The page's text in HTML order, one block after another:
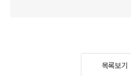
목록보기